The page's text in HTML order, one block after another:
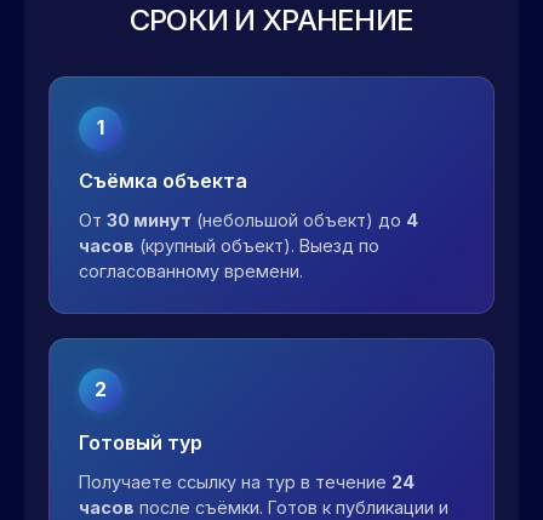
СРОКИ И ХРАНЕНИЕ
1
Съёмка объекта
От 30 минут (небольшой объект) до 4
часов (крупный объект). Выезд по
согласованному времени.
2
Готовый тур
Получаете ссылку на тур в течение 24
часов после съёмки. Готов к публикации и